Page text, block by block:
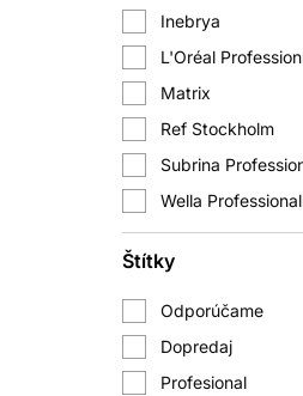
Pri
Maska
Olej na
Inebrya
L'Oréal
Matrix
Ref Stockholm
Subrina
Wella
Štítky
Odporúčame
Dopredaj
Profesional